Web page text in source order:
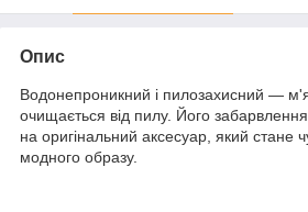
Опис
Водонепроникний і пилозахисний —
очищається від пилу. Його
на оригінальний аксесуар, який стане
модного образу.